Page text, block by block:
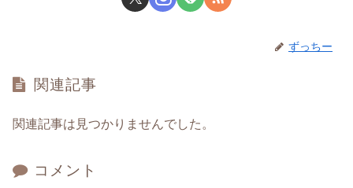
ずっちー
関連記事
関連記事は見つかりませんでした。
コメント